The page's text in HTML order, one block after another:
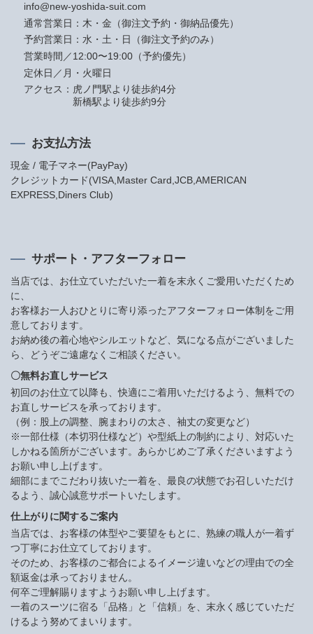
info@new-yoshida-suit.com
通常営業日：木・金（御注文予約・御納品優先）
予約営業日：水・土・日（御注文予約のみ）
営業時間／12:00〜19:00（予約優先）
定休日／月・火曜日
アクセス： 虎ノ門駅より徒歩約4分
新橋駅より徒歩約9分
お支払方法
現金 / 電子マネー(PayPay)
クレジットカード(VISA,Master Card,JCB,AMERICAN
EXPRESS,Diners Club)
サポート・アフターフォロー
当店では、お仕立ていただいた一着を末永くご愛用いただくため
に、
お客様お一人おひとりに寄り添ったアフターフォロー体制をご用
意しております。
お納め後の着心地やシルエットなど、気になる点がございました
ら、どうぞご遠慮なくご相談ください。
〇無料お直しサービス
初回のお仕立て以降も、快適にご着用いただけるよう、無料での
お直しサービスを承っております。
（例：股上の調整、腕まわりの太さ、袖丈の変更など）
※一部仕様（本切羽仕様など）や型紙上の制約により、対応いた
しかねる箇所がございます。あらかじめご了承くださいますよう
お願い申し上げます。
細部にまでこだわり抜いた一着を、最良の状態でお召しいただけ
るよう、誠心誠意サポートいたします。
仕上がりに関するご案内
当店では、お客様の体型やご要望をもとに、熟練の職人が一着ず
つ丁寧にお仕立てしております。
そのため、お客様のご都合によるイメージ違いなどの理由での全
額返金は承っておりません。
何卒ご理解賜りますようお願い申し上げます。
一着のスーツに宿る「品格」と「信頼」を、末永く感じていただ
けるよう努めてまいります。